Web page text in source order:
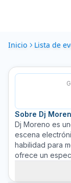
Inicio Lista de
Sobre Dj
Dj Moreno es
escena
habilidad para
ofrece un
enorme,